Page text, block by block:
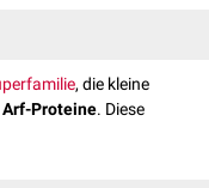
, die kleine
Arf-Proteine. Diese